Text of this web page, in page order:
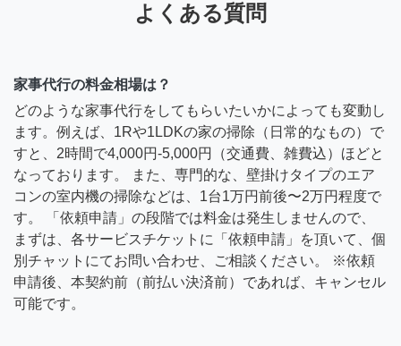
よくある質問
家事代行の料金相場は？
どのような家事代行をしてもらいたいかによっても変動し
ます。例えば、1Rや1LDKの家の掃除（日常的なもの）で
すと、2時間で4,000円-5,000円（交通費、雑費込）ほどと
なっております。 また、専門的な、壁掛けタイプのエア
コンの室内機の掃除などは、1台1万円前後〜2万円程度で
す。 「依頼申請」の段階では料金は発生しませんので、
まずは、各サービスチケットに「依頼申請」を頂いて、個
別チャットにてお問い合わせ、ご相談ください。 ※依頼
申請後、本契約前（前払い決済前）であれば、キャンセル
可能です。